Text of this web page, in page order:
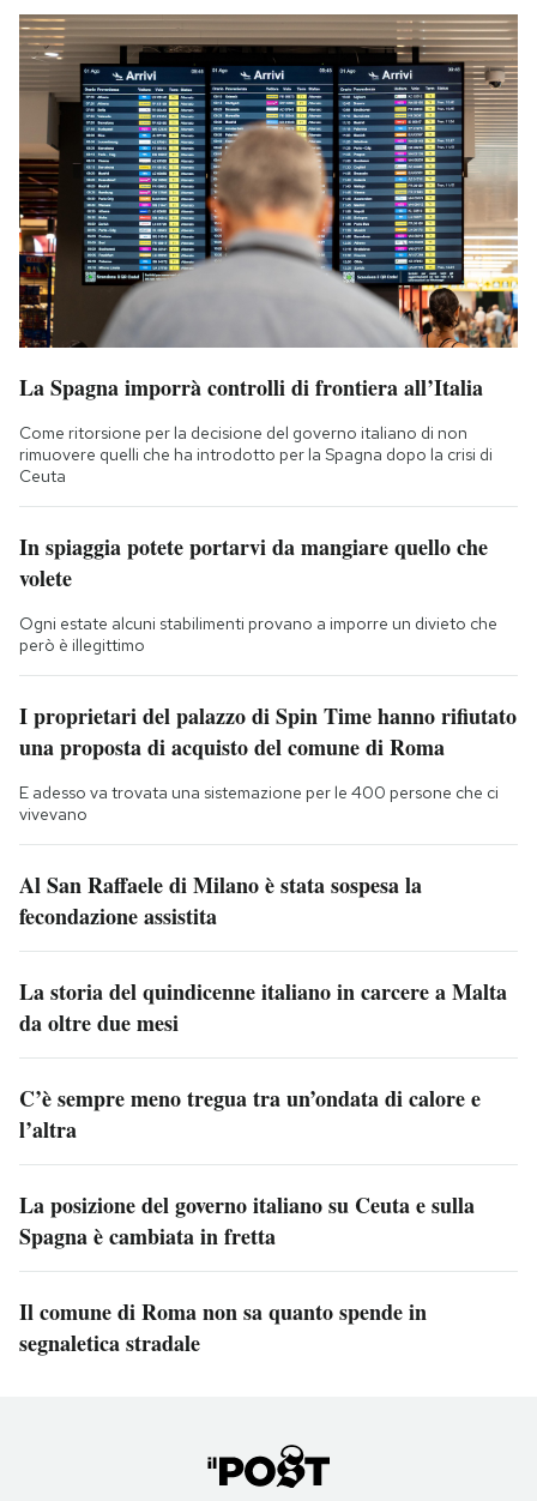
La Spagna imporrà controlli di frontiera all’Italia
Come ritorsione per la decisione del governo italiano di non
rimuovere quelli che ha introdotto per la Spagna dopo la crisi di
Ceuta
In spiaggia potete portarvi da mangiare quello che
volete
Ogni estate alcuni stabilimenti provano a imporre un divieto che
però è illegittimo
I proprietari del palazzo di Spin Time hanno rifiutato
una proposta di acquisto del comune di Roma
E adesso va trovata una sistemazione per le 400 persone che ci
vivevano
Al San Raffaele di Milano è stata sospesa la
fecondazione assistita
La storia del quindicenne italiano in carcere a Malta
da oltre due mesi
C’è sempre meno tregua tra un’ondata di calore e
l’altra
La posizione del governo italiano su Ceuta e sulla
Spagna è cambiata in fretta
Il comune di Roma non sa quanto spende in
segnaletica stradale